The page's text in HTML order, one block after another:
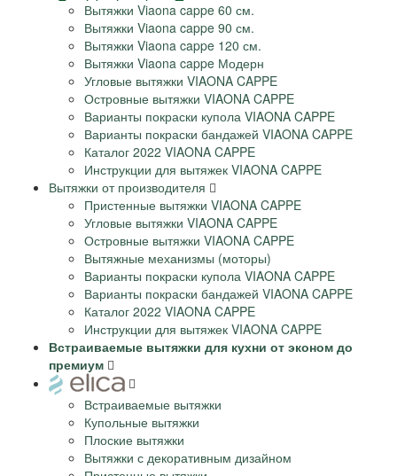
Вытяжки Viaona cappe 60 см.
Вытяжки Viaona cappe 90 см.
Вытяжки Viaona cappe 120 см.
Вытяжки Viaona cappe Модерн
Угловые вытяжки VIAONA CAPPE
Островные вытяжки VIAONA CAPPE
Варианты покраски купола VIAONA CAPPE
Варианты покраски бандажей VIAONA CAPPE
Каталог 2022 VIAONA CAPPE
Инструкции для вытяжек VIAONA CAPPE
Вытяжки от производителя
Пристенные вытяжки VIAONA CAPPE
Угловые вытяжки VIAONA CAPPE
Островные вытяжки VIAONA CAPPE
Вытяжные механизмы (моторы)
Варианты покраски купола VIAONA CAPPE
Варианты покраски бандажей VIAONA CAPPE
Каталог 2022 VIAONA CAPPE
Инструкции для вытяжек VIAONA CAPPE
Встраиваемые вытяжки для кухни от эконом до
премиум
Встраиваемые вытяжки
Купольные вытяжки
Плоские вытяжки
Вытяжки с декоративным дизайном